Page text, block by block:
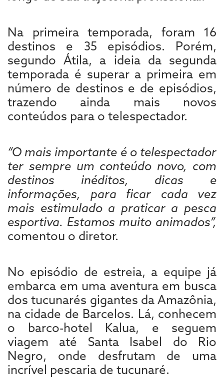
Na primeira temporada, foram 16
destinos e 35 episódios. Porém,
segundo Átila, a ideia da segunda
temporada é superar a primeira em
número de destinos e de episódios,
trazendo ainda mais novos
conteúdos para o telespectador.
“O mais importante é o telespectador
ter sempre um conteúdo novo, com
destinos inéditos, dicas e
informações, para ficar cada vez
mais estimulado a praticar a pesca
esportiva. Estamos muito animados”,
comentou o diretor.
No episódio de estreia, a equipe já
embarca em uma aventura em busca
dos tucunarés gigantes da Amazônia,
na cidade de Barcelos. Lá, conhecem
o barco-hotel Kalua, e seguem
viagem até Santa Isabel do Rio
Negro, onde desfrutam de uma
incrível pescaria de tucunaré.